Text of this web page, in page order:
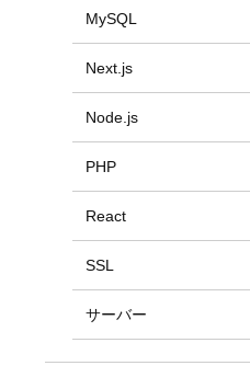
MySQL
Next.js
Node.js
PHP
React
SSL
サーバー